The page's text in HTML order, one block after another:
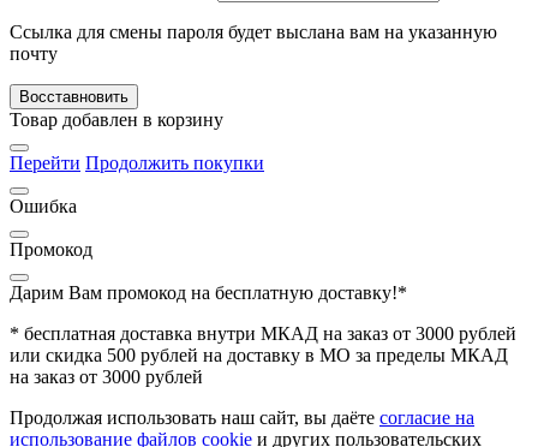
Ссылка для смены пароля будет выслана вам на указанную
почту
Восставновить
Товар добавлен в корзину
Перейти Продолжить покупки
Ошибка
Промокод
Дарим Вам промокод на бесплатную доставку!*
* бесплатная доставка внутри МКАД на заказ от 3000 рублей
или скидка 500 рублей на доставку в МО за пределы МКАД
на заказ от 3000 рублей
Продолжая использовать наш сайт, вы даёте согласие на
использование файлов cookie и других пользовательских